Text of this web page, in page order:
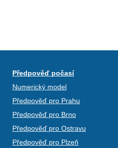
Předpověď počasí
Numerický model
Předpověď pro Prahu
Předpověď pro Brno
Předpověď pro Ostravu
Předpověď pro Plzeň